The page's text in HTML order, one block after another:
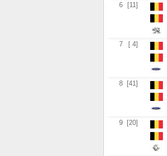
6
[11]
7
[ 4]
8
[41]
9
[20]